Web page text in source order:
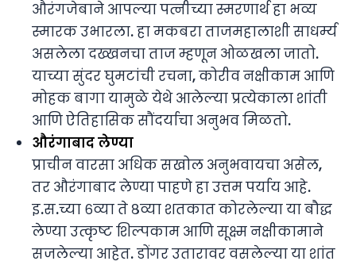
औरंगजेबाने आपल्या पत्नीच्या स्मरणार्थ हा भव्य
स्मारक उभारला. हा मकबरा ताजमहालाशी साधर्म्य
असलेला दख्खनचा ताज म्हणून ओळखला जातो.
याच्या सुंदर घुमटांची रचना, कोरीव नक्षीकाम आणि
मोहक बागा यामुळे येथे आलेल्या प्रत्येकाला शांती
आणि ऐतिहासिक सौंदर्याचा अनुभव मिळतो.
औरंगाबाद लेण्या
प्राचीन वारसा अधिक सखोल अनुभवायचा असेल,
तर औरंगाबाद लेण्या पाहणे हा उत्तम पर्याय आहे.
इ.स.च्या ६व्या ते ८व्या शतकात कोरलेल्या या बौद्ध
लेण्या उत्कृष्ट शिल्पकाम आणि सूक्ष्म नक्षीकामाने
सजलेल्या आहेत. डोंगर उतारावर वसलेल्या या शांत